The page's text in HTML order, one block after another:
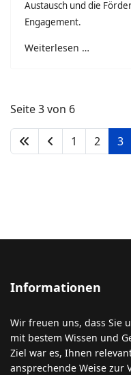
Austausch und die
Engagement.
Weiterlesen …
Seite 3 von 6
1 2 3
Informationen
Wir freuen uns, dass Sie
mit bestem Wissen und
Ziel war es, Ihnen
ansprechende Weise zur